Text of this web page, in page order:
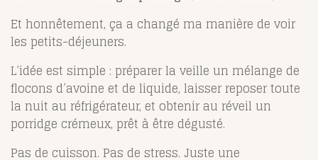
Et honnêtement, ça a changé ma manière de voir
les petits-déjeuners.
L’idée est simple : préparer la veille un mélange de
flocons d’avoine et de liquide, laisser reposer toute
la nuit au réfrigérateur, et obtenir au réveil un
porridge crémeux, prêt à être dégusté.
Pas de cuisson. Pas de stress. Juste une